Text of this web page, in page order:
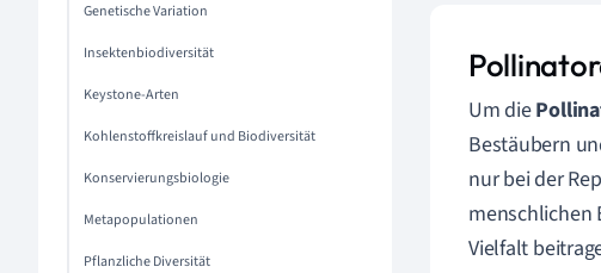
Genetische Variation
Insektenbiodiversität
Keystone-Arten
Kohlenstoffkreislauf und Biodiversität
Konservierungsbiologie
Metapopulationen
Pflanzliche Diversität
Um die
Bestäubern
nur bei der
menschlichen
Vielfalt